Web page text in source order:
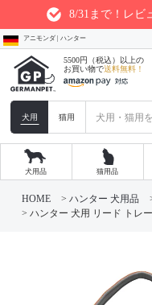
8/31まで！レビュー投稿
アニモンダ | ハンター
5500円（税込）以上の
お買い物で送料無料！
犬用 猫用
犬用品 猫用品
HOME ハンター 犬用品
ハンター 犬用 リード トレ